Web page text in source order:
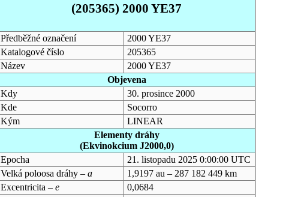
(205365) 2000 YE37
Předběžné označení
2000 YE37
Katalogové číslo
205365
Název
2000 YE37
Objevena
Kdy
30. prosince 2000
Kde
Socorro
Kým
LINEAR
Elementy dráhy
(Ekvinokcium J2000,0)
Epocha
21. listopadu 2025 0:00:00 UTC
Velká poloosa dráhy – a
1,9197 au – 287 182 449 km
Excentricita – e
0,0684